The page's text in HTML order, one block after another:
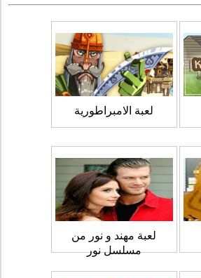
لعبة الامبراطورية
لعبة مهند و نور من
مسلسل نور